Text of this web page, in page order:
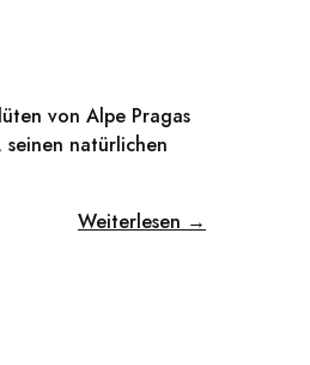
von Alpe Pragas
natürlichen
Weiterlesen →